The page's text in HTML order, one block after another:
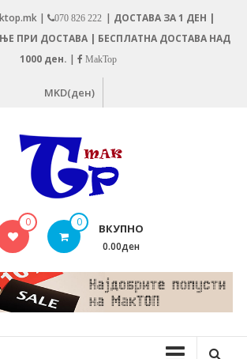
| 070 826 222 | ДОСТАВА ЗА 1 ДЕН |
ПРИ ДОСТАВА | БЕСПЛАТНА ДОСТАВА НАД
1000 ден. | MakTop
MKD(ден)
0 0 ВКУПНО
0.00ден